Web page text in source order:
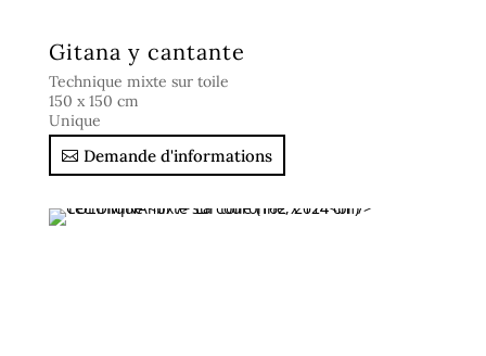
Gitana y cantante
Technique mixte sur toile
150 x 150 cm
Unique
Demande d'informations